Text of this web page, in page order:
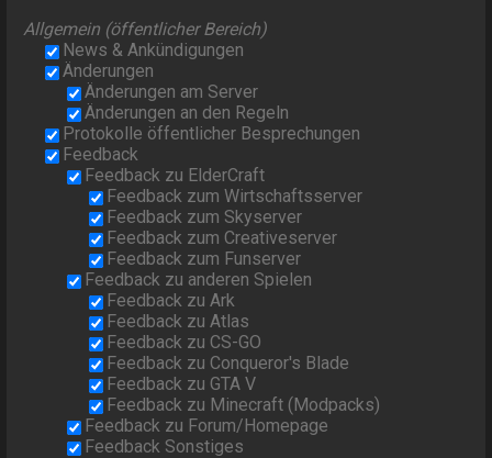
Allgemein (öffentlicher Bereich)
News & Ankündigungen
Änderungen
Änderungen am Server
Änderungen an den Regeln
Protokolle öffentlicher Besprechungen
Feedback
Feedback zu ElderCraft
Feedback zum Wirtschaftsserver
Feedback zum Skyserver
Feedback zum Creativeserver
Feedback zum Funserver
Feedback zu anderen Spielen
Feedback zu Ark
Feedback zu Atlas
Feedback zu CS-GO
Feedback zu Conqueror's Blade
Feedback zu GTA V
Feedback zu Minecraft (Modpacks)
Feedback zu Forum/Homepage
Feedback Sonstiges